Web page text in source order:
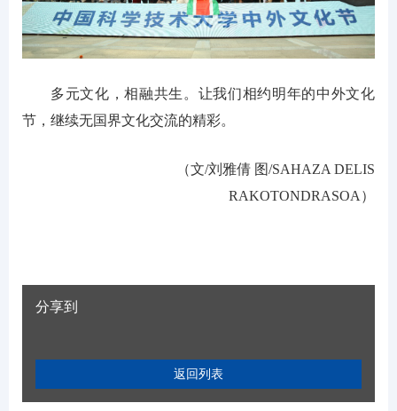
多元文化，相融共生。让我们相约明年的中外文化
节，继续无国界文化交流的精彩。
（文/刘雅倩 图/SAHAZA DELIS
RAKOTONDRASOA）
分享到
返回列表